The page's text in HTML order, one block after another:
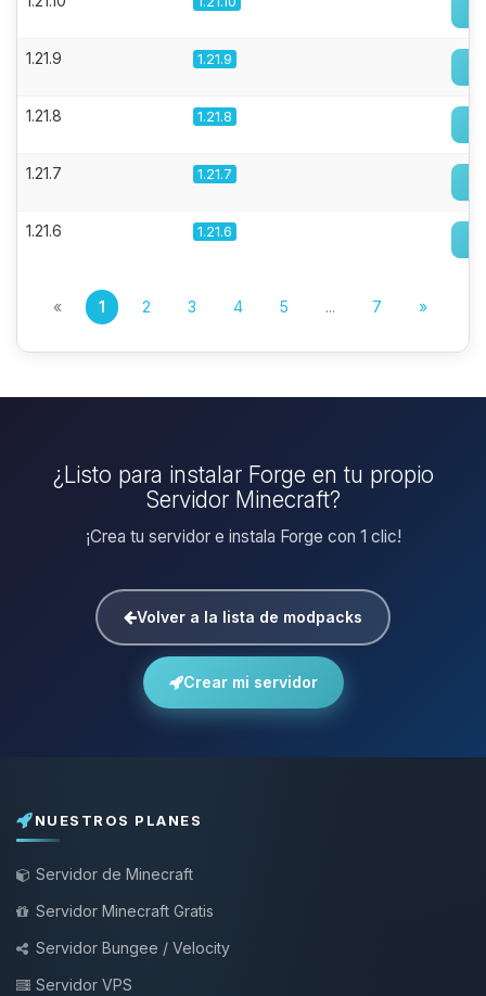
1.21.9 1.21.9
1.21.8 1.21.8
1.21.7 1.21.7
1.21.6 1.21.6
« 1 2 3 4 5 ... 7 »
¿Listo para instalar Forge en tu propio
Servidor Minecraft?
¡Crea tu servidor e instala Forge con 1 clic!
Volver a la lista de modpacks
Crear mi servidor
NUESTROS PLANES
Servidor de Minecraft
Servidor Minecraft Gratis
Servidor Bungee / Velocity
Servidor VPS